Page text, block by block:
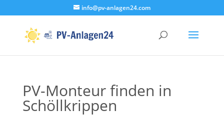
info@pv-anlagen24.com
PV-Monteur finden in
Schöllkrippen